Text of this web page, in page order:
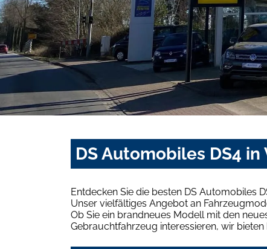
DS Automobiles DS4
Entdecken Sie die besten DS Automobiles
Unser vielfältiges Angebot an
Ob Sie ein brandneues Modell mit den
Gebrauchtfahrzeug interessieren, wir